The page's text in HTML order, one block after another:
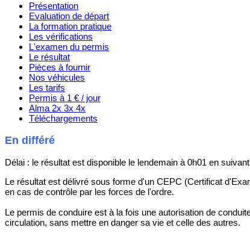
Présentation
Evaluation de départ
La formation pratique
Les vérifications
L'examen du permis
Le résultat
Pièces à fournir
Nos véhicules
Les tarifs
Permis à 1 € / jour
Alma 2x 3x 4x
Téléchargements
En différé
Délai : le résultat est disponible le lendemain à 0h01 en
Le résultat est délivré sous forme d'un CEPC (Certificat
en cas de contrôle par les forces de l'ordre.
Le permis de conduire est à la fois une autorisation de
circulation, sans mettre en danger sa vie et celle des autres.